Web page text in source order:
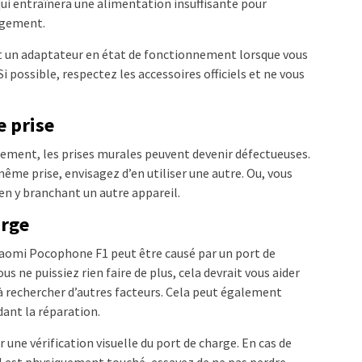
un adaptateur en état de fonctionnement lorsque vous
possible, respectez les accessoires officiels et ne vous
prise
les prises murales peuvent devenir défectueuses.
prise, envisagez d’en utiliser une autre. Ou, vous
y branchant un autre appareil.
Pocophone F1 peut être causé par un port de
ne puissiez rien faire de plus, cela devrait vous aider
d’autres facteurs. Cela peut également
la réparation.
vérification visuelle du port de charge. En cas de